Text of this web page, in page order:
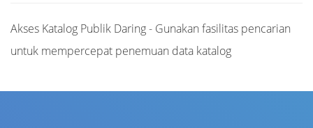
Akses Katalog Publik Daring - Gunakan fasilitas pencarian
untuk mempercepat penemuan data katalog